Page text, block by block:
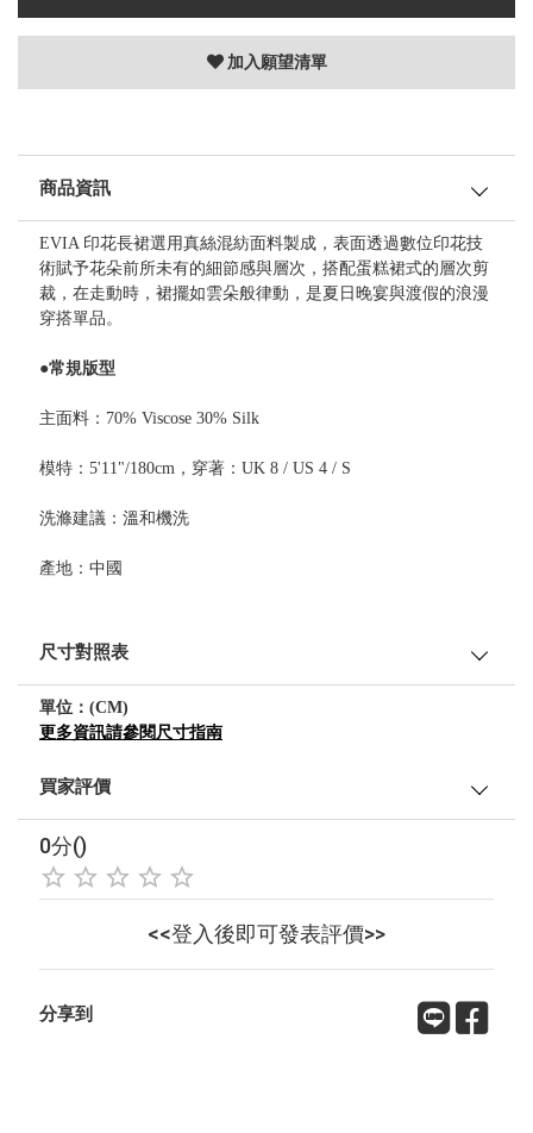
加入願望清單
商品資訊
EVIA 印花長裙選用真絲混紡面料製成，表面透過數位印花技
術賦予花朵前所未有的細節感與層次，搭配蛋糕裙式的層次剪
裁，在走動時，裙擺如雲朵般律動，是夏日晚宴與渡假的浪漫
穿搭單品。
●常規版型
主面料：70% Viscose 30% Silk
模特：5'11"/180cm，穿著：UK 8 / US 4 / S
洗滌建議：溫和機洗
產地：中國
尺寸對照表
單位：(CM)
更多資訊請參閱尺寸指南
買家評價
0分()
<<登入後即可發表評價>>
分享到